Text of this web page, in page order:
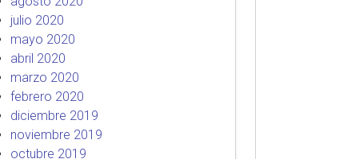
julio 2020
mayo 2020
abril 2020
marzo 2020
febrero 2020
diciembre 2019
noviembre 2019
octubre 2019